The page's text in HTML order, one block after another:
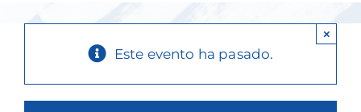
Quiénes somos
Nuestros servicios
Este evento ha pasado.
×